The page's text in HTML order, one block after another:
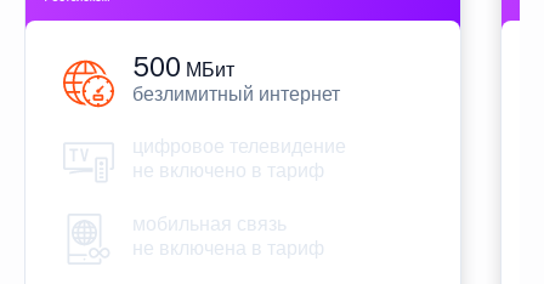
500 МБит
безлимитный интернет
цифровое телевидение
не включено в тариф
мобильная связь
не включена в тариф